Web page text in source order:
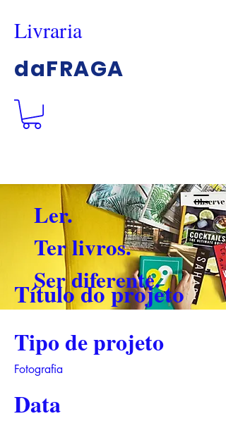
Livraria
daFRAGA
Ler.
Ter livros.
Ser diferente.
Título do projeto
Tipo de projeto
Fotografia
Data